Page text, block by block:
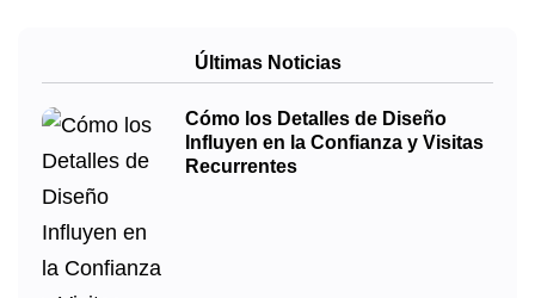
Últimas Noticias
Cómo los Detalles de Diseño
Influyen en la Confianza y Visitas
Recurrentes